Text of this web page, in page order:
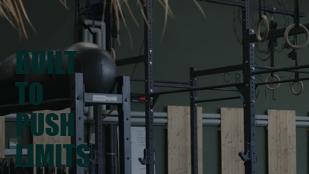
BUILT
TO
PUSH
LIMITS